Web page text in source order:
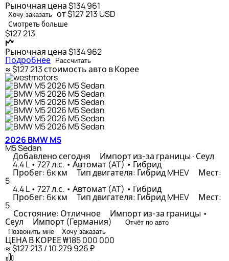
Рыночная цена$134 961
Хочу заказать от $127 213 USD
Смотреть больше
$127 213
Рыночная цена$134 962
Подробнее Рассчитать
≈ $127 213стоимость авто в Корее
2026 BMW M5
M5 Sedan
Добавлено сегодня Импорт из-за границы · Сеул
4.4 L • 727 л.с. • Автомат (AT) • Гибрид
Пробег: 6к км Тип двигателя: Гибрид MHEV Мест:
5
4.4 L • 727 л.с. • Автомат (AT) • Гибрид
Пробег: 6к км Тип двигателя: Гибрид MHEV Мест:
5
Состояние: Отличное Импорт из-за границы •
Сеул Импорт (Германия)
Отчёт по авто
Позвонить мне
Хочу заказать
ЦЕНА В КОРЕЕ₩185 000 000
≈ $127 213 / 10 279 926 ₽